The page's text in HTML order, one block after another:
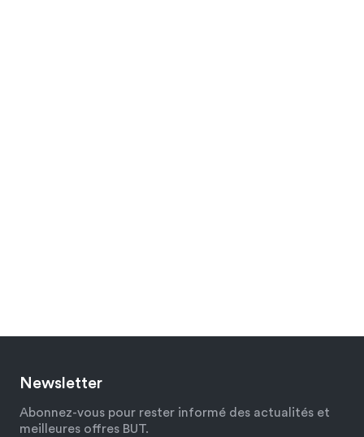
Newsletter
Abonnez-vous pour rester informé des actualités et
meilleures offres BUT.